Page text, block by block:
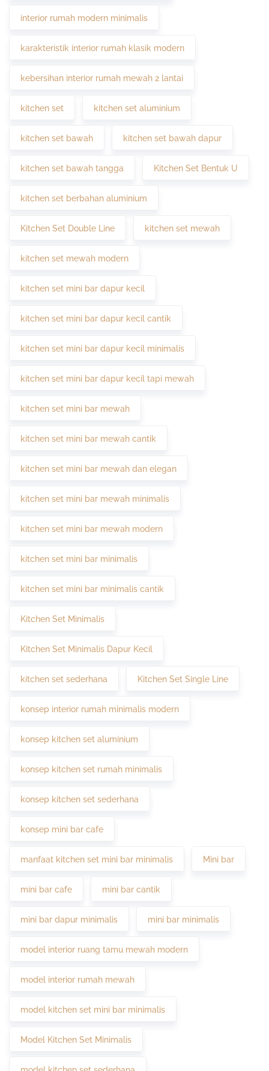
interior rumah modern minimalis
karakteristik interior rumah klasik modern
kebersihan interior rumah mewah 2 lantai
kitchen set kitchen set aluminium
kitchen set bawah kitchen set bawah dapur
kitchen set bawah tangga Kitchen Set Bentuk U
kitchen set berbahan aluminium
Kitchen Set Double Line kitchen set mewah
kitchen set mewah modern
kitchen set mini bar dapur kecil
kitchen set mini bar dapur kecil cantik
kitchen set mini bar dapur kecil minimalis
kitchen set mini bar dapur kecil tapi mewah
kitchen set mini bar mewah
kitchen set mini bar mewah cantik
kitchen set mini bar mewah dan elegan
kitchen set mini bar mewah minimalis
kitchen set mini bar mewah modern
kitchen set mini bar minimalis
kitchen set mini bar minimalis cantik
Kitchen Set Minimalis
Kitchen Set Minimalis Dapur Kecil
kitchen set sederhana Kitchen Set Single Line
konsep interior rumah minimalis modern
konsep kitchen set aluminium
konsep kitchen set rumah minimalis
konsep kitchen set sederhana
konsep mini bar cafe
manfaat kitchen set mini bar minimalis Mini bar
mini bar cafe mini bar cantik
mini bar dapur minimalis mini bar minimalis
model interior ruang tamu mewah modern
model interior rumah mewah
model kitchen set mini bar minimalis
Model Kitchen Set Minimalis